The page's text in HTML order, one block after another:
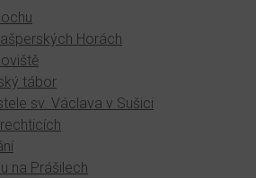
Horách
tábor
sv. Václava v Sušici
na Prášilech